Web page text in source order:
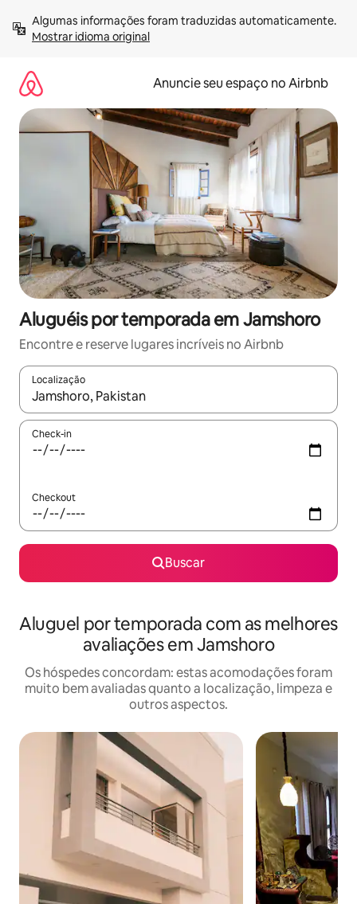
para
Mostrar idioma original
Anuncie seu espaço no Airbnb
Aluguéis por temporada em Jamshoro
Encontre e reserve lugares incríveis no Airbnb
Localização
Quando os resultados estiverem disponíveis, explore-os
Check-in
Checkout
Buscar
Aluguel por temporada com as melhores
avaliações em Jamshoro
Os hóspedes concordam: estas acomodações foram
muito bem avaliadas quanto a localização, limpeza e
outros aspectos.